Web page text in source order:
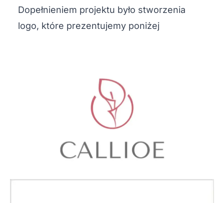
Dopełnieniem projektu było stworzenia
logo, które prezentujemy poniżej